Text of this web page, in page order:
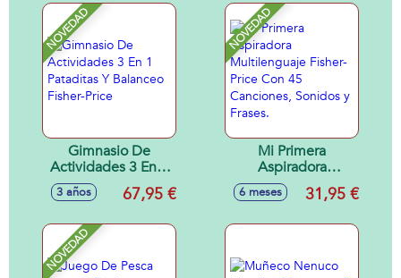
cm
Canciones. 7 Cm. -
Modelos surtidos
NOVEDAD
Gimnasio De
Actividades 3 En 1
Pataditas Y
Balanceo Fisher-
3 años 67,95 €
NOVEDAD
Mi Primera
Aspiradora
Multilenguaje
Fisher-Price Con 45
6 meses 31,95 €
NOVEDAD